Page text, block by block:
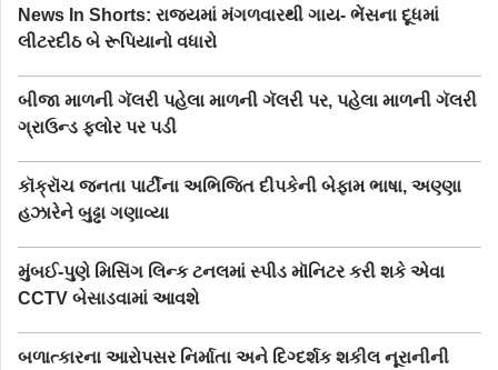
News In Shorts: રાજ્યમાં મંગળવારથી ગાય- ભેંસના દૂધમાં
લીટરદીઠ બે રૂપિયાનો વધારો
બીજા માળની ગૅલરી પહેલા માળની ગૅલરી પર, પહેલા માળની ગૅલરી
ગ્રાઉન્ડ ફ્લોર પર પડી
કૉક્રૉચ જનતા પાર્ટીના અભિજિત દીપકેની બેફામ ભાષા, અણ્ણા
હઝારેને બુઢ્ઢા ગણાવ્યા
મુંબઈ-પુણે મિસિંગ લિન્ક ટનલમાં સ્પીડ મૉનિટર કરી શકે એવા
CCTV બેસાડવામાં આવશે
બળાત્કારના આરોપસર નિર્માતા અને દિગ્દર્શક શકીલ નૂરાનીની